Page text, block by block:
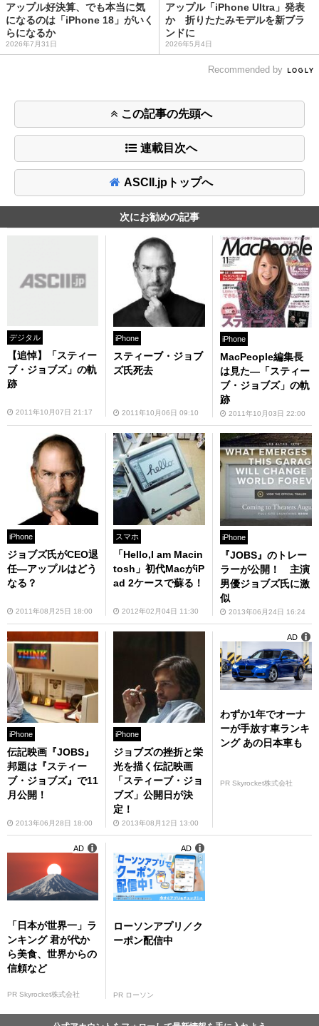
アップル好決算、でも本当に気
になるのは「iPhone 18」がいく
らになるか
2026年7月31日
アップル「iPhone Ultra」発表
か 折りたたみモデルを新ブラ
ンドに
2026年5月4日
Recommended by
この記事の先頭へ
連載目次へ
ASCII.jpトップへ
次にお勧めの記事
デジタル
【追悼】「スティー
ブ・ジョブズ」の軌
跡
2011年10月07日 21:17
iPhone
スティーブ・ジョブ
ズ氏死去
2011年10月06日 09:10
iPhone
MacPeople編集長
は見た—「スティー
ブ・ジョブズ」の軌
跡
2011年10月03日 22:00
iPhone
ジョブズ氏がCEO退
任—アップルはどう
なる？
2011年08月25日 18:00
スマホ
「Hello,I am Macin
tosh」初代MacがiP
ad 2ケースで蘇る！
2012年02月04日 11:30
iPhone
『JOBS』のトレー
ラーが公開！ 主演
男優ジョブズ氏に激
似
2013年06月24日 16:24
iPhone
伝記映画『JOBS』
邦題は『スティー
ブ・ジョブズ』で11
月公開！
2013年06月28日 18:00
iPhone
ジョブズの挫折と栄
光を描く伝記映画
「スティーブ・ジョ
ブズ」公開日が決
定！
2013年08月12日 13:00
わずか1年でオーナ
ーが手放す車ランキ
ング あの日本車も
PR Skyrocket株式会社
AD
「日本が世界一」ラ
ンキング 君が代か
ら美食、世界からの
信頼など
PR Skyrocket株式会社
AD
ローソンアプリ／ク
ーポン配信中
PR ローソン
AD